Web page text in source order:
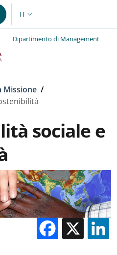
SELETTORE LINGUA:
IT
Dipartimento di Management
Missione /
sociale e
X